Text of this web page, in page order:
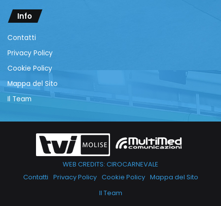
Info
Contatti
Privacy Policy
Cookie Policy
Mappa del Sito
Il Team
WEB CREDITS: CIROCARNEVALE
Contatti Privacy Policy Cookie Policy Mappa del Sito
Il Team